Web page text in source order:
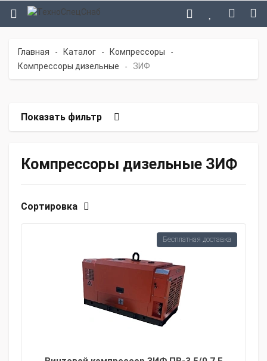
Главная - Каталог - Компрессоры -
Компрессоры дизельные - ЗИФ
Показать фильтр
Компрессоры дизельные ЗИФ
Сортировка
Бесплатная доставка